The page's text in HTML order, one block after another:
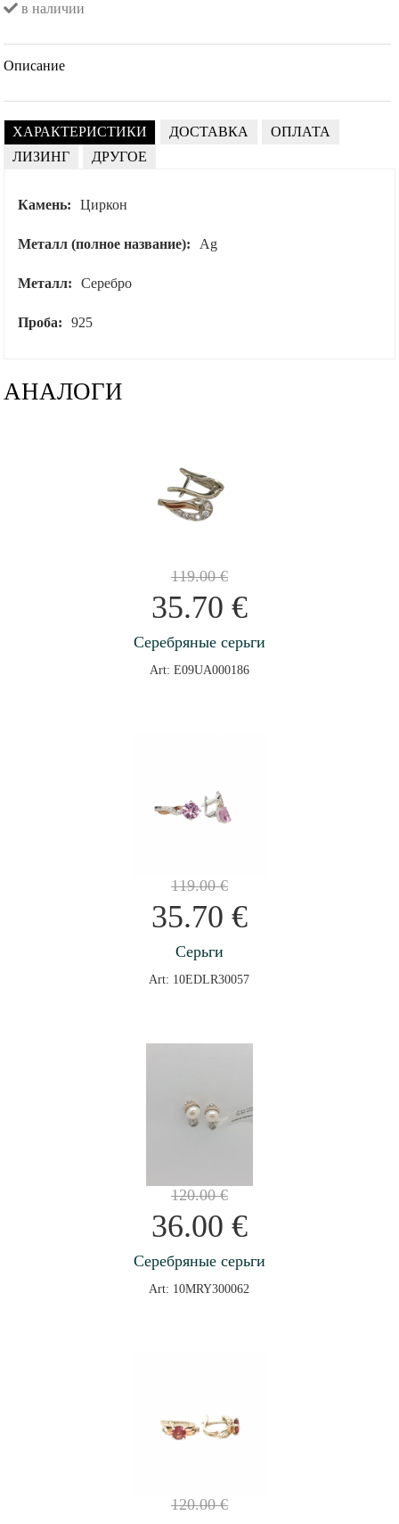
в наличии
Описание
ХАРАКТЕРИСТИКИ ДОСТАВКА
ОПЛАТА
ЛИЗИНГ
ДРУГОЕ
Камень: Циркон
Металл (полное название): Ag
Металл: Серебро
Проба: 925
АНАЛОГИ
119.00€
35.70 €
Серебряные серьги
Art: E09UA000186
119.00€
35.70 €
Серьги
Art: 10EDLR30057
120.00€
36.00 €
Серебряные серьги
Art: 10MRY300062
120.00€